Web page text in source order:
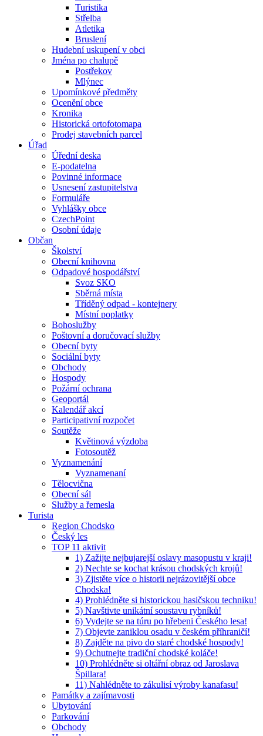
Turistika
Střelba
Atletika
Bruslení
Hudební uskupení v obci
Jména po chalupě
Postřekov
Mlýnec
Upomínkové předměty
Ocenění obce
Kronika
Historická ortofotomapa
Prodej stavebních parcel
Úřad
Úřední deska
E-podatelna
Povinné informace
Usnesení zastupitelstva
Formuláře
Vyhlášky obce
CzechPoint
Osobní údaje
Občan
Školství
Obecní knihovna
Odpadové hospodářství
Svoz SKO
Sběrná místa
Tříděný odpad - kontejnery
Místní poplatky
Bohoslužby
Poštovní a doručovací služby
Obecní byty
Sociální byty
Obchody
Hospody
Požární ochrana
Geoportál
Kalendář akcí
Participativní rozpočet
Soutěže
Květinová výzdoba
Fotosoutěž
Vyznamenání
Vyznamenaní
Tělocvična
Obecní sál
Služby a řemesla
Turista
Region Chodsko
Český les
TOP 11 aktivit
1) Zažijte nejbujarejší oslavy masopustu v kraji!
2) Nechte se kochat krásou chodských krojů!
3) Zjistěte více o historii nejrázovitější obce
Chodska!
4) Prohlédněte si historickou hasičskou techniku!
5) Navštivte unikátní soustavu rybníků!
6) Vydejte se na túru po hřebeni Českého lesa!
7) Objevte zaniklou osadu v českém příhraničí!
8) Zajděte na pivo do staré chodské hospody!
9) Ochutnejte tradiční chodské koláče!
10) Prohlédněte si oltářní obraz od Jaroslava
Špillara!
11) Nahlédněte to zákulisí výroby kanafasu!
Památky a zajímavosti
Ubytování
Parkování
Obchody